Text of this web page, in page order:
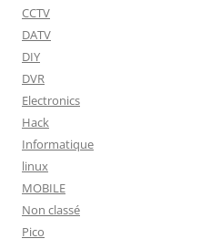
CCTV
DATV
DIY
DVR
Electronics
Hack
Informatique
linux
MOBILE
Non classé
Pico